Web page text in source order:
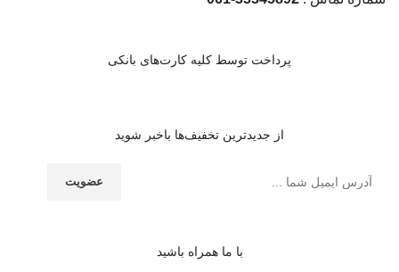
پرداخت توسط کلیه کارت‌های بانکی
از جدیدترین تخفیف‌ها باخبر شوید
با ما همراه باشید